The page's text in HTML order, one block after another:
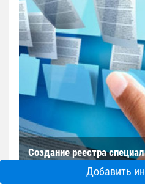
Добавить
Создание реестра
Создать региональный